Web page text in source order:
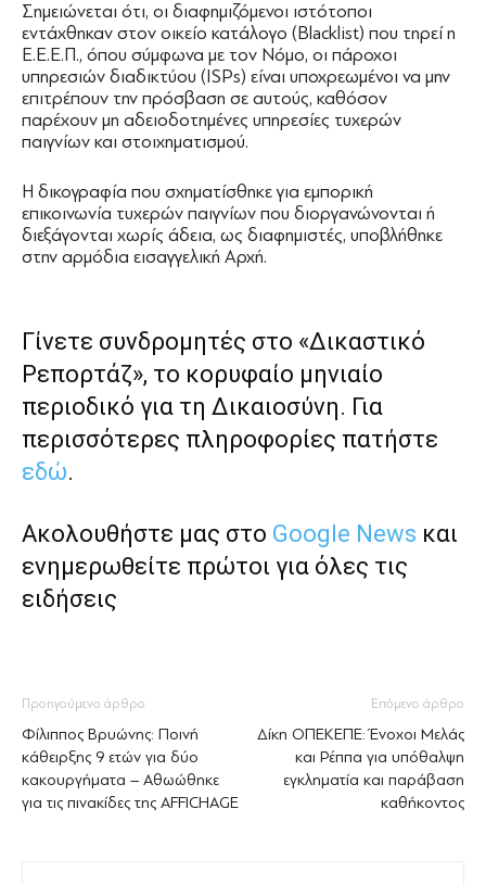
Σημειώνεται ότι, οι διαφημιζόμενοι ιστότοποι
εντάχθηκαν στον οικείο κατάλογο (Blacklist) που τηρεί η
Ε.Ε.Ε.Π., όπου σύμφωνα με τον Νόμο, οι πάροχοι
υπηρεσιών διαδικτύου (ISPs) είναι υποχρεωμένοι να μην
επιτρέπουν την πρόσβαση σε αυτούς, καθόσον
παρέχουν μη αδειοδοτημένες υπηρεσίες τυχερών
παιγνίων και στοιχηματισμού.
Η δικογραφία που σχηματίσθηκε για εμπορική
επικοινωνία τυχερών παιγνίων που διοργανώνονται ή
διεξάγονται χωρίς άδεια, ως διαφημιστές, υποβλήθηκε
στην αρμόδια εισαγγελική Αρχή.
Γίνετε συνδρομητές στο «Δικαστικό
Ρεπορτάζ», το κορυφαίο μηνιαίο
περιοδικό για τη Δικαιοσύνη. Για
περισσότερες πληροφορίες πατήστε
εδώ.
Ακολουθήστε μας στο Google News και
ενημερωθείτε πρώτοι για όλες τις
ειδήσεις
Προηγούμενο άρθρο
Φίλιππος Βρυώνης: Ποινή
κάθειρξης 9 ετών για δύο
κακουργήματα – Αθωώθηκε
για τις πινακίδες της AFFICHAGE
Επόμενο άρθρο
Δίκη ΟΠΕΚΕΠΕ: Ένοχοι Μελάς
και Ρέππα για υπόθαλψη
εγκληματία και παράβαση
καθήκοντος